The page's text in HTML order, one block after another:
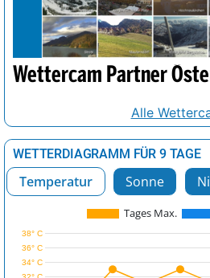
Wettercam Partner
Alle
WETTERDIAGRAMM FÜR 9 TAGE
Temperatur Sonne
Tages Max.
34° C
36° C
38° C